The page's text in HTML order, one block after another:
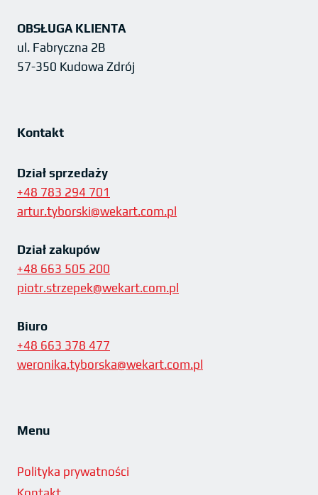
OBSŁUGA KLIENTA
ul. Fabryczna 2B
57-350 Kudowa Zdrój
Kontakt
Dział sprzedaży
+48 783 294 701
artur.tyborski@wekart.com.pl
Dział zakupów
+48 663 505 200
piotr.strzepek@wekart.com.pl
Biuro
+48 663 378 477
weronika.tyborska@wekart.com.pl
Menu
Polityka prywatności